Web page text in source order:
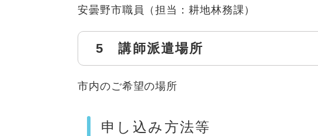
安曇野市職員（担当：耕地林務課）
5 講師派遣場所
市内のご希望の場所
申し込み方法等